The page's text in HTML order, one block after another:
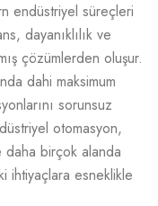
endüstriyel süreçleri
dayanıklılık ve
çözümlerden oluşur.
dahi maksimum
sorunsuz
otomasyon,
daha birçok alanda
ihtiyaçlara esneklikle